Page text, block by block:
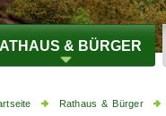
& BÜRGER
Rathaus & Bürger